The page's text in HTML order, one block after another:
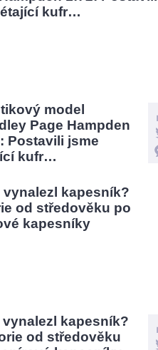
model
Page Hampden
Postavili jsme
kufr…
vynalezl kapesník?
od středověku